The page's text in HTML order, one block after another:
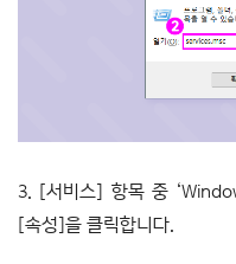
3. [서비스] 항목 중
[속성]을 클릭합니다.